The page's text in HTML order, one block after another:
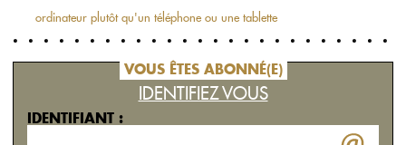
ordinateur plutôt qu'un téléphone ou une tablette
VOUS ÊTES ABONNÉ(E)
IDENTIFIEZ VOUS
IDENTIFIANT :